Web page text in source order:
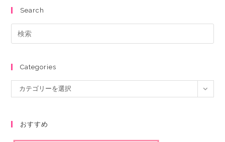
Search
Categories
カテゴリーを選択
おすすめ